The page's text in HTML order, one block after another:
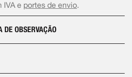
IVA e portes de envio.
DE OBSERVAÇÃO